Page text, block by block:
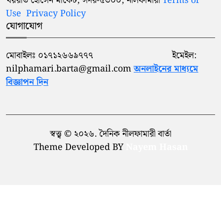
সৈয়দপুরে সহকারী শিক্ষা কর্মকর্তার
৯
প্যারোলে মায়ের জানাজায় অংশ
নিলেন নীলফামারী সাবেক উপজেলা
১০
Use Privacy Policy
যোগাযোগ
মোবাইলঃ ০১৭১২৬৬৯৭৭৭ ইমেইল:
nilphamari.barta@gmail.comঅনলাইনের মাধ্যমে
বিজ্ঞাপন দিন
স্বত্ত্ব © ২০২৬. দৈনিক নীলফামারী বার্তা
Theme Developed BY